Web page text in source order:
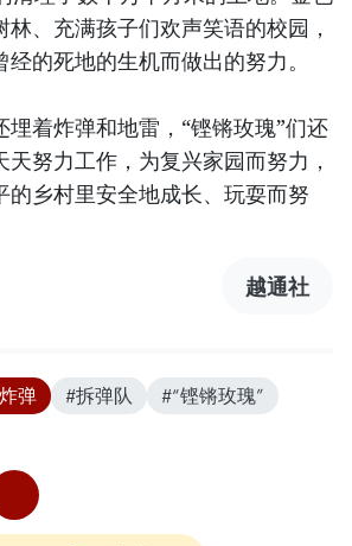
、充满孩子们欢声笑语的校园，
的死地的生机而做出的努力。
埋着炸弹和地雷，“铿锵玫瑰”们还
努力工作，为复兴家园而努力，
的乡村里安全地成长、玩耍而努
越通社
弹 #拆弹队
#“铿锵玫瑰”